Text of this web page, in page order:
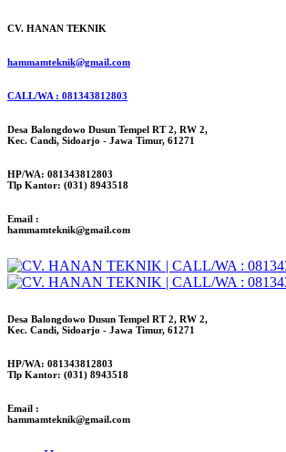
CV. HANAN TEKNIK
hammamteknik@gmail.com
CALL/WA : 081343812803
Desa Balongdowo Dusun Tempel RT 2, RW 2,
Kec. Candi, Sidoarjo - Jawa Timur, 61271
HP/WA: 081343812803
Tlp Kantor: (031) 8943518
Email :
hammamteknik@gmail.com
Desa Balongdowo Dusun Tempel RT 2, RW 2,
Kec. Candi, Sidoarjo - Jawa Timur, 61271
HP/WA: 081343812803
Tlp Kantor: (031) 8943518
Email :
hammamteknik@gmail.com